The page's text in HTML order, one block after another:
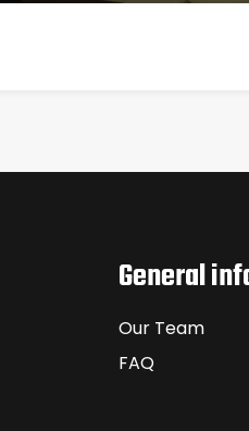
General
Our Team
FAQ